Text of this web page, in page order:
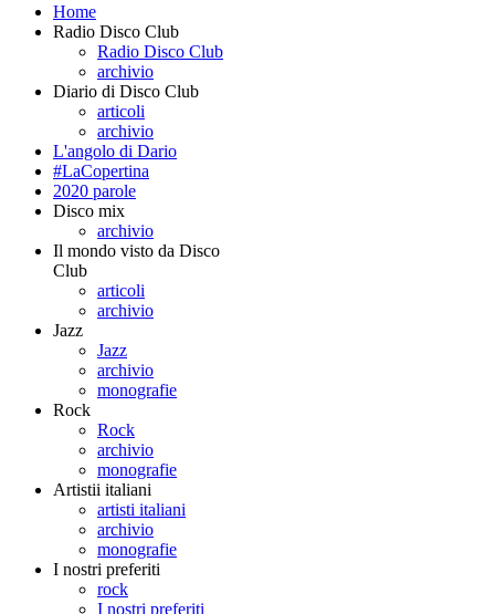
Home
Radio Disco Club
Radio Disco Club
archivio
Diario di Disco Club
articoli
archivio
L'angolo di Dario
#LaCopertina
2020 parole
Disco mix
archivio
Il mondo visto da Disco
Club
articoli
archivio
Jazz
Jazz
archivio
monografie
Rock
Rock
archivio
monografie
Artistii italiani
artisti italiani
archivio
monografie
I nostri preferiti
rock
I nostri preferiti